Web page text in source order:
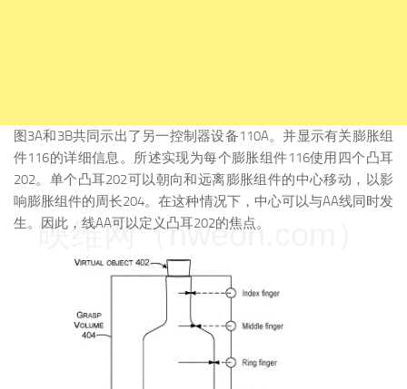
图3A和3B共同示出了另一控制器设备110A。并显示有关膨胀组
件116的详细信息。所述实现为每个膨胀组件116使用四个凸耳
202。单个凸耳202可以朝向和远离膨胀组件的中心移动，以影
响膨胀组件的周长204。在这种情况下，中心可以与AA线同时发
生。因此，线AA可以定义凸耳202的焦点。
映维网（nweon.com）